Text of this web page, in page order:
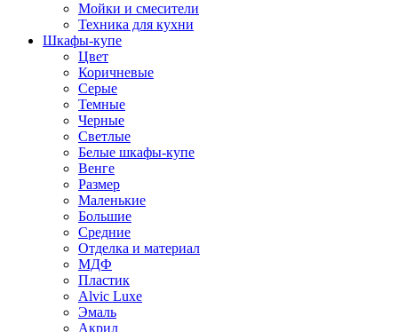
Мойки и смесители
Техника для кухни
Шкафы-купе
Цвет
Коричневые
Серые
Темные
Черные
Светлые
Белые шкафы-купе
Венге
Размер
Маленькие
Большие
Средние
Отделка и материал
МДФ
Пластик
Alvic Luxe
Эмаль
Акрил